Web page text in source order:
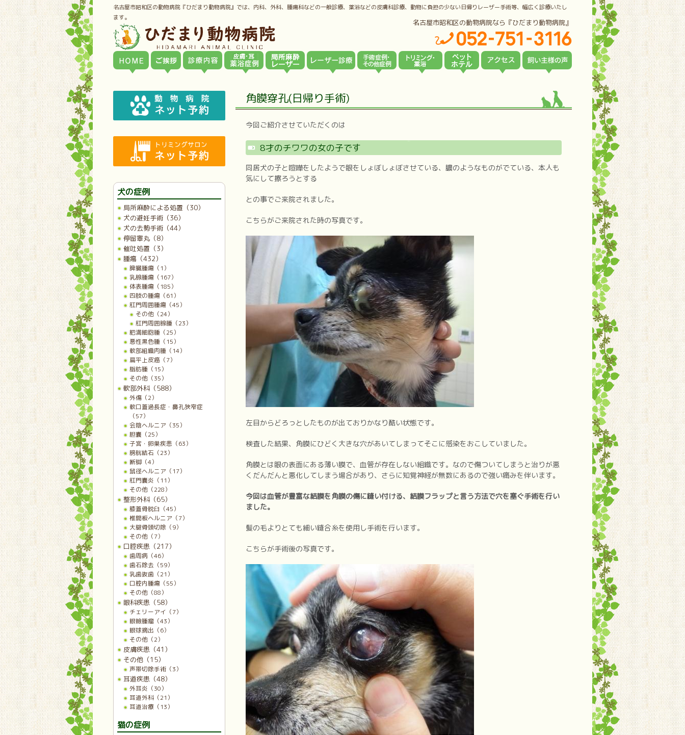
名古屋市昭和区の動物病院『ひだまり動物病院』では、内科、外科、腫瘍科などの一般診療、薬浴などの皮膚科診療、動物に負担の少ない日帰りレーザー手術等、幅広く診療いたし
ます。
名古屋市昭和区の動物病院なら『ひだまり動物病院』
角膜穿孔(日帰り手術)
今回ご紹介させていただくのは
8才のチワワの女の子です
同居犬の子と喧嘩をしたようで眼をしょぼしょぼさせている、膿のようなものがでている、本人も
気にして擦ろうとする
との事でご来院されました。
こちらがご来院された時の写真です。
左目からどろっとしたものが出ておりかなり酷い状態です。
検査した結果、角膜にひどく大きな穴があいてしまってそこに感染をおこしていました。
角膜とは眼の表面にある薄い膜で、血管が存在しない組織です。なので傷ついてしまうと治りが悪
くだんだんと悪化してしまう場合があり、さらに知覚神経が無数にあるので強い痛みを伴います。
今回は血管が豊富な結膜を角膜の傷に縫い付ける、結膜フラップと言う方法で穴を塞ぐ手術を行い
ました。
髪の毛よりとても細い縫合糸を使用し手術を行います。
こちらが手術後の写真です。
犬の症例
局所麻酔による処置（30）
犬の避妊手術（36）
犬の去勢手術（44）
停留睾丸（8）
催吐処置（3）
腫瘍（432）
脾臓腫瘍（1）
乳腺腫瘍（167）
体表腫瘍（185）
四肢の腫瘍（61）
肛門周囲腫瘍（45）
その他（24）
肛門周囲腺腫（23）
肥満細胞腫（25）
悪性黒色腫（15）
軟部組織肉腫（14）
扁平上皮癌（7）
脂肪腫（15）
その他（35）
軟部外科（588）
外傷（2）
軟口蓋過長症・鼻孔狭窄症
（57）
会陰ヘルニア（35）
胆嚢（25）
子宮・卵巣疾患（63）
膀胱結石（23）
断脚（4）
鼠径ヘルニア（17）
肛門嚢炎（11）
その他（228）
整形外科（65）
膝蓋骨脱臼（45）
椎間板ヘルニア（7）
大腿骨頭切除（9）
その他（7）
口腔疾患（217）
歯周病（46）
歯石除去（59）
乳歯抜歯（21）
口腔内腫瘍（55）
その他（88）
眼科疾患（58）
チェリーアイ（7）
眼瞼腫瘤（43）
眼球摘出（6）
その他（2）
皮膚疾患（41）
その他（15）
声帯切除手術（3）
耳道疾患（48）
外耳炎（30）
耳道外科（21）
耳道治療（13）
猫の症例